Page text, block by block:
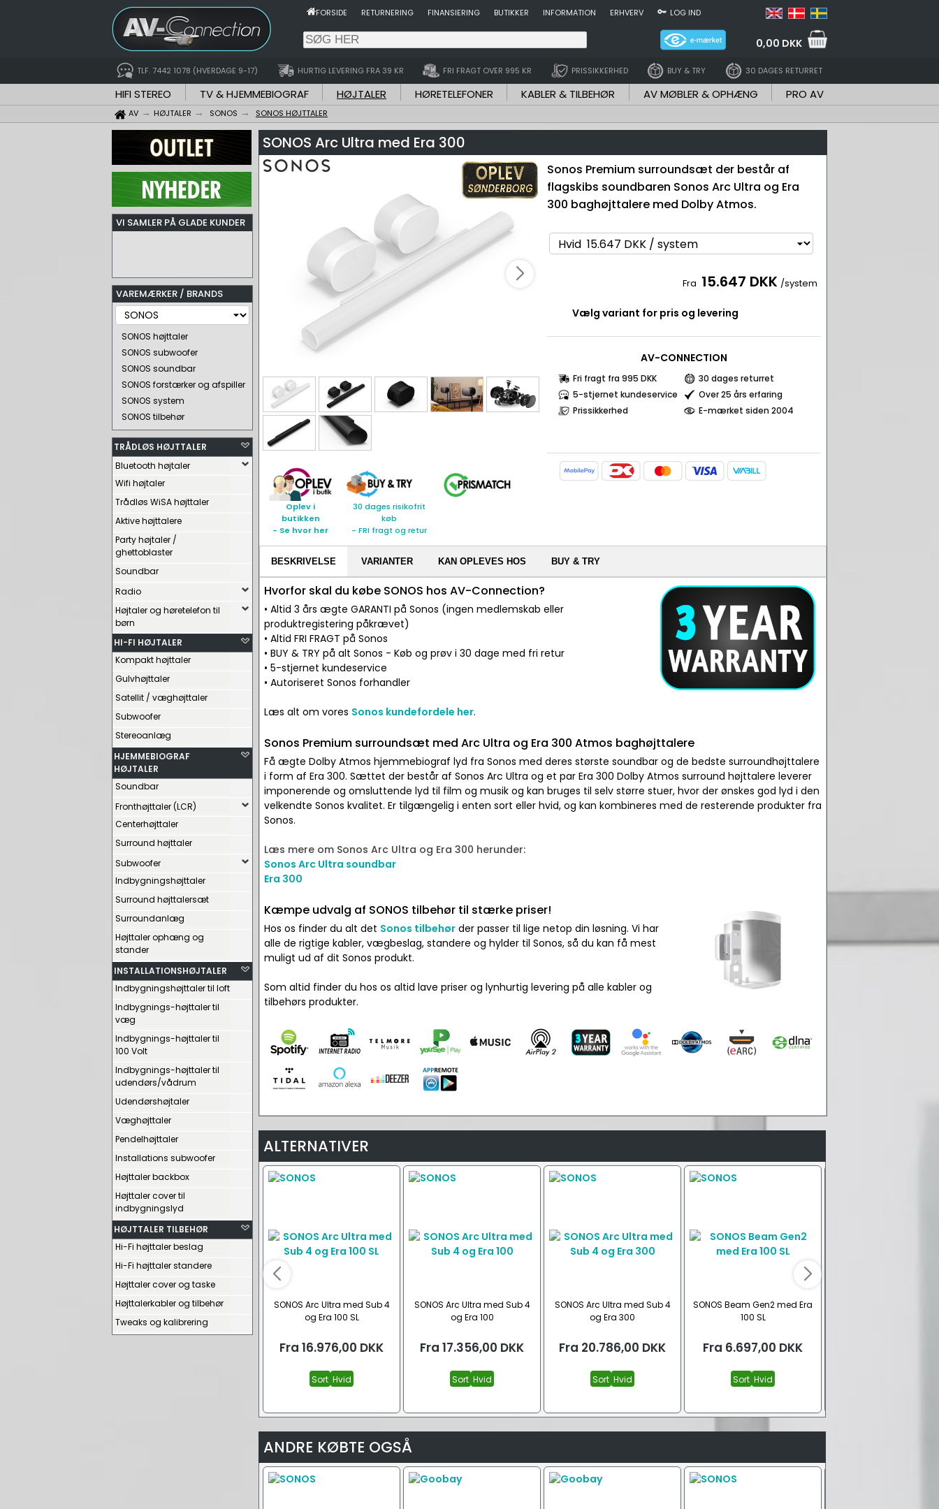
FORSIDE RETURNERING FINANSIERING BUTIKKER INFORMATION ERHVERV LOG IND
0,00 DKK
TLF. 7442 1078 (HVERDAGE 9-17) HURTIG LEVERING FRA 39 KR FRI FRAGT OVER 995 KR PRISSIKKERHED BUY & TRY 30 DAGES RETURRET
HIFI STEREO TV & HJEMMEBIOGRAF HØJTALER HØRETELEFONER KABLER & TILBEHØR AV MØBLER & OPHÆNG PRO AV
AV HØJTALER SONOS SONOS HØJTTALER
VI SAMLER PÅ GLADE KUNDER
VAREMÆRKER / BRANDS
SONOS højttaler
SONOS subwoofer
SONOS soundbar
SONOS forstærker og afspiller
SONOS system
SONOS tilbehør
TRÅDLØS HØJTTALER
Bluetooth højtaler
Wifi højtaler
Trådløs WiSA højttaler
Aktive højttalere
Party højtaler /
ghettoblaster
Soundbar
Radio
Højtaler og høretelefon til
børn
HI-FI HØJTALER
Kompakt højttaler
Gulvhøjttaler
Satellit / væghøjttaler
Subwoofer
Stereoanlæg
HJEMMEBIOGRAF
HØJTALER
Soundbar
Fronthøjttaler (LCR)
Centerhøjttaler
Surround højttaler
Subwoofer
Indbygningshøjttaler
Surround højttalersæt
Surroundanlæg
Højttaler ophæng og
stander
INSTALLATIONSHØJTALER
Indbygningshøjttaler til loft
Indbygnings-højttaler til
væg
Indbygnings-højttaler til
100 Volt
Indbygnings-højttaler til
udendørs/vådrum
Udendørshøjtaler
Væghøjttaler
Pendelhøjttaler
Installations subwoofer
Højttaler backbox
Højttaler cover til
indbygningslyd
HØJTTALER TILBEHØR
Hi-Fi højttaler beslag
Hi-Fi højttaler standere
Højttaler cover og taske
Højttalerkabler og tilbehør
Tweaks og kalibrering
SONOS Arc Ultra med Era 300
Oplev i
butikken
- Se hvor her
30 dages risikofrit
køb
- FRI fragt og retur
Sonos Premium surroundsæt der består af
flagskibs soundbaren Sonos Arc Ultra og Era
300 baghøjttalere med Dolby Atmos.
Fra 15.647 DKK /system
Vælg variant for pris og levering
AV-CONNECTION
Fri fragt fra 995 DKK
30 dages returret
5-stjernet kundeservice
Over 25 års erfaring
Prissikkerhed
E-mærket siden 2004
BESKRIVELSE VARIANTER KAN OPLEVES HOS BUY & TRY
Hvorfor skal du købe SONOS hos AV-Connection?
• Altid 3 års ægte GARANTI på Sonos (ingen medlemskab eller
produktregistering påkrævet)
• Altid FRI FRAGT på Sonos
• BUY & TRY på alt Sonos - Køb og prøv i 30 dage med fri retur
• 5-stjernet kundeservice
• Autoriseret Sonos forhandler
Læs alt om vores Sonos kundefordele her.
Sonos Premium surroundsæt med Arc Ultra og Era 300 Atmos baghøjttalere
Få ægte Dolby Atmos hjemmebiograf lyd fra Sonos med deres største soundbar og de bedste surroundhøjttalere
i form af Era 300. Sættet der består af Sonos Arc Ultra og et par Era 300 Dolby Atmos surround højttalere leverer
imponerende og omsluttende lyd til film og musik og kan bruges til selv større stuer, hvor der ønskes god lyd i den
velkendte Sonos kvalitet. Er tilgængelig i enten sort eller hvid, og kan kombineres med de resterende produkter fra
Sonos.
Læs mere om Sonos Arc Ultra og Era 300 herunder:
Sonos Arc Ultra soundbar
Era 300
Kæmpe udvalg af SONOS tilbehør til stærke priser!
Hos os finder du alt det Sonos tilbehør der passer til lige netop din løsning. Vi har
alle de rigtige kabler, vægbeslag, standere og hylder til Sonos, så du kan få mest
muligt ud af dit Sonos produkt.
Som altid finder du hos os altid lave priser og lynhurtig levering på alle kabler og
tilbehørs produkter.
ALTERNATIVER
SONOS Arc Ultra med Sub 4
og Era 100 SL
Fra 16.976,00 DKK
Sort Hvid
SONOS Arc Ultra med Sub 4
og Era 100
Fra 17.356,00 DKK
Sort Hvid
SONOS Arc Ultra med Sub 4
og Era 300
Fra 20.786,00 DKK
Sort Hvid
SONOS Beam Gen2 med Era
100 SL
Fra 6.697,00 DKK
Sort Hvid
ANDRE KØBTE OGSÅ